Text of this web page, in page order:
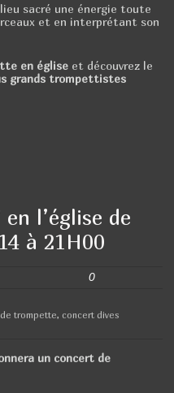
sacré une énergie toute
et en interprétant son
en église et découvrez le
grands trompettistes
l’église de
à 21H00
0
trompette
concert dives
un concert de